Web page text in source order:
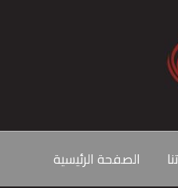
الصفحة الرئيسية